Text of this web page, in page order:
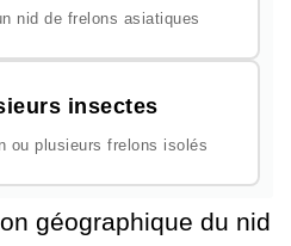
nid de frelons asiatiques
insectes
ou plusieurs frelons isolés
géographique du nid